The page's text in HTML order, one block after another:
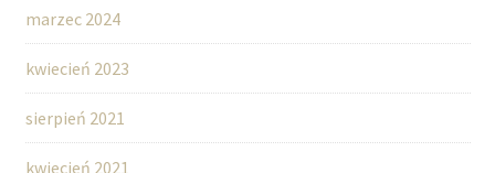
marzec 2024
kwiecień 2023
sierpień 2021
kwiecień 2021